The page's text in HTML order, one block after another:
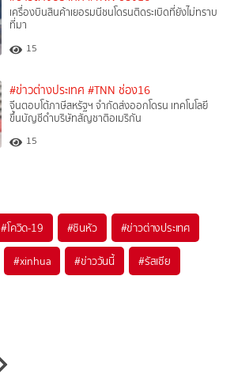
เครื่องบินสินค้าเยอรมนีชนโดรนติดระเบิดที่ยังไม่ทราบ
ที่มา
15
#ข่าวต่างประเทศ #TNN ช่อง16
จีนตอบโต้ภาษีสหรัฐฯ จำกัดส่งออกโดรน เทคโนโลยี
ขึ้นบัญชีดำบริษัทสัญชาติอเมริกัน
15
#โควิด-19 #ซินหัว #ข่าวต่างประเทศ
#xinhua #ข่าววันนี้ #รัสเซีย